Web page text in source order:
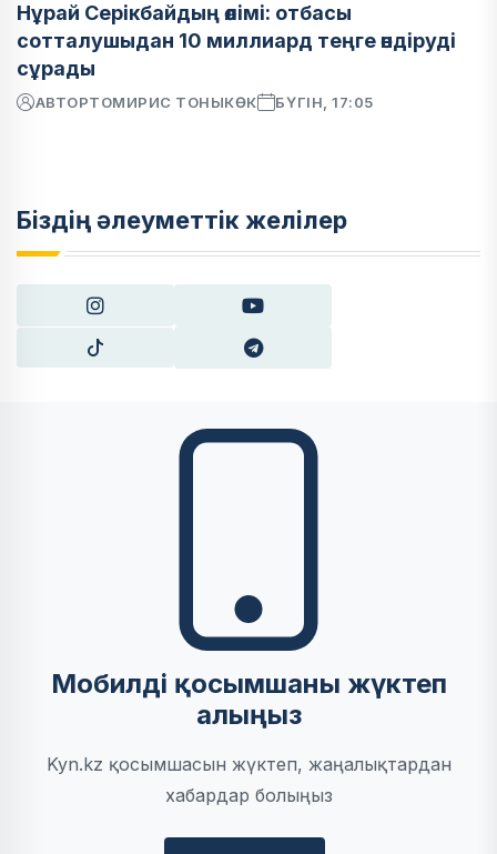
Нұрай Серікбайдың өлімі: отбасы
сотталушыдан 10 миллиард теңге өндіруді
сұрады
АВТОРТОМИРИС ТОНЫКӨК БҮГІН, 17:05
Біздің әлеуметтік желілер
Мобилді қосымшаны жүктеп
алыңыз
Kyn.kz қосымшасын жүктеп, жаңалықтардан
хабардар болыңыз